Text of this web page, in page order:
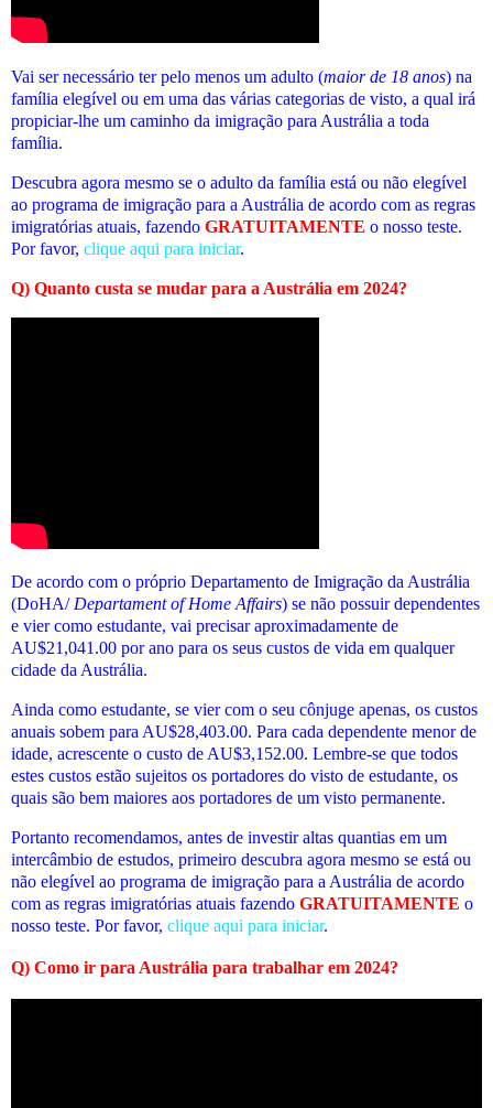
Vai ser necessário ter pelo menos um adulto (maior de 18 anos) na
família elegível ou em uma das várias categorias de visto, a qual irá
propiciar-lhe um caminho da imigração para Austrália a toda
família.
Descubra agora mesmo se o adulto da família está ou não elegível
ao programa de imigração para a Austrália de acordo com as regras
imigratórias atuais, fazendo GRATUITAMENTE o nosso teste.
Por favor, clique aqui para iniciar.
Q) Quanto custa se mudar para a Austrália em 2024?
De acordo com o próprio Departamento de Imigração da Austrália
(DoHA/Departament of Home Affairs) se não possuir dependentes
e vier como estudante, vai precisar aproximadamente de
AU$21,041.00 por ano para os seus custos de vida em qualquer
cidade da Austrália.
Ainda como estudante, se vier com o seu cônjuge apenas, os custos
anuais sobem para AU$28,403.00. Para cada dependente menor de
idade, acrescente o custo de AU$3,152.00. Lembre-se que todos
estes custos estão sujeitos os portadores do visto de estudante, os
quais são bem maiores aos portadores de um visto permanente.
Portanto recomendamos, antes de investir altas quantias em um
intercâmbio de estudos, primeiro descubra agora mesmo se está ou
não elegível ao programa de imigração para a Austrália de acordo
com as regras imigratórias atuais fazendo GRATUITAMENTE o
nosso teste. Por favor, clique aqui para iniciar.
Q) Como ir para Austrália para trabalhar em 2024?